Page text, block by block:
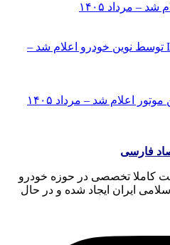
– مرداد ۱۴۰۵
فروش اقساطی لوکانو L۸ و L۷ توسط نوین خودرو اعلام شد –
اعلام شد – مرداد ۱۴۰۵
فارسی
کاملا تخصصی در حوزه خودرو
ایران ایجاد شده و در حال